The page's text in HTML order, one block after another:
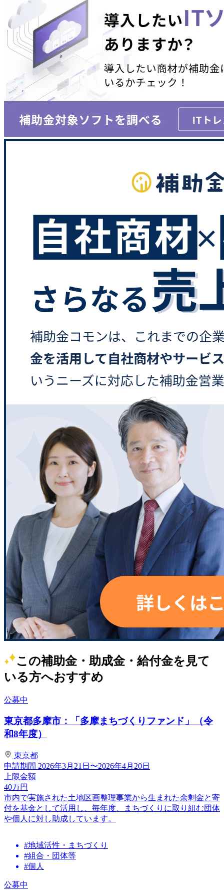
この補助金・助成金・給付金を見て
いる方へおすすめ
公募中
東京都多摩市：「多摩まちづくりファンド」（令
和8年度）
東京都
申請期間 2026年3月21日〜2026年4月20日
上限金額
40万円
市内で実施された土地区画整理事業から生まれた余剰金と寄
付を基金として活用し、毎年度、まちづくりに取り組む団体
や個人に対し助成しています。
#地域活性・まちづくり
#組合・団体等
#個人
公募中